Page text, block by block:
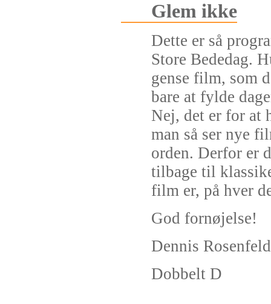
Glem ikke
Dette er så
Store Bededag.
gense film, som
bare at fylde
Nej, det er for at
man så ser nye
orden. Derfor er
tilbage til
film er, på hver
God fornøjelse!
Dennis
Dobbelt D